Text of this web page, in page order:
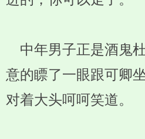
中年男子正是酒鬼
意的瞟了一眼跟可卿
对着大头呵呵笑道。